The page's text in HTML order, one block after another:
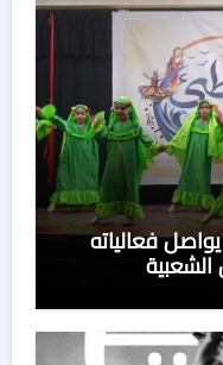
فعالياته